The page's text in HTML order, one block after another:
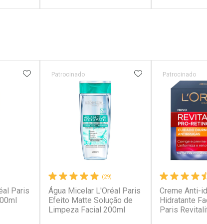
Ativar Desconto Ativar
Paris
ADICIONAR AOS FAVORITOS
(29)
Água Micelar L'Oréal Paris
Efeito Matte Solução de
Limpeza Facial 200ml
Patrocinado ADICIONAR AOS
Creme Anti-
Hidratante
Paris
Patrocinado